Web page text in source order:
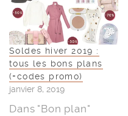
Soldes hiver 2019 :
tous les bons plans
(+codes promo)
janvier 8, 2019
Dans "Bon plan"